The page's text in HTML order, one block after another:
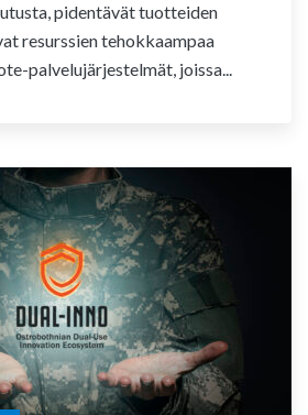
pidentävät tuotteiden
resurssien tehokkaampaa
palvelujärjestelmät, joissa...